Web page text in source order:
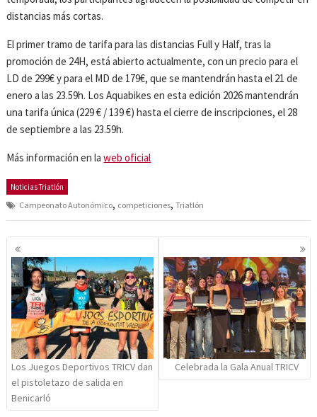
distancias más cortas.
El primer tramo de tarifa para las distancias Full y Half, tras la
promoción de 24H, está abierto actualmente, con un precio para el
LD de 299€ y para el MD de 179€, que se mantendrán hasta el 21 de
enero a las 23.59h. Los Aquabikes en esta edición 2026 mantendrán
una tarifa única (229 € / 139 €) hasta el cierre de inscripciones, el 28
de septiembre a las 23.59h.
Más información en laweb oficial
Noticias Triatlón
Campeonato Autonómico, competiciones,Triatlón
Navegación
de
entradas
Los Juegos Deportivos TRICV dan
el pistoletazo de salida en
Benicarló
Celebrada la Gala Anual TRICV